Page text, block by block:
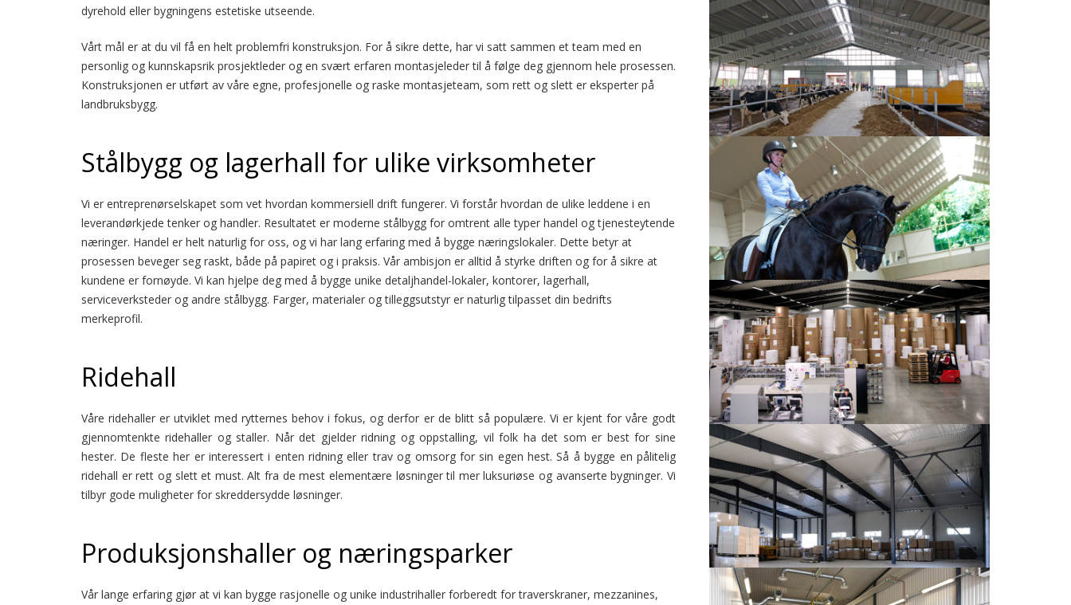
dyrehold eller bygningens estetiske utseende.
Vårt mål er at du vil få en helt problemfri konstruksjon. For å sikre dette, har vi satt sammen et team med en
personlig og kunnskapsrik prosjektleder og en svært erfaren montasjeleder til å følge deg gjennom hele prosessen.
Konstruksjonen er utført av våre egne, profesjonelle og raske montasjeteam, som rett og slett er eksperter på
landbruksbygg.
Stålbygg og lagerhall for ulike virksomheter
Vi er entreprenørselskapet som vet hvordan kommersiell drift fungerer. Vi forstår hvordan de ulike leddene i en
leverandørkjede tenker og handler. Resultatet er moderne stålbygg for omtrent alle typer handel og tjenesteytende
næringer. Handel er helt naturlig for oss, og vi har lang erfaring med å bygge næringslokaler. Dette betyr at
prosessen beveger seg raskt, både på papiret og i praksis. Vår ambisjon er alltid å styrke driften og for å sikre at
kundene er fornøyde. Vi kan hjelpe deg med å bygge unike detaljhandel-lokaler, kontorer, lagerhall,
serviceverksteder og andre stålbygg. Farger, materialer og tilleggsutstyr er naturlig tilpasset din bedrifts
merkeprofil.
Ridehall
Våre ridehaller er utviklet med rytternes behov i fokus, og derfor er de blitt så populære. Vi er kjent for våre godt
gjennomtenkte ridehaller og staller. Når det gjelder ridning og oppstalling, vil folk ha det som er best for sine
hester. De fleste her er interessert i enten ridning eller trav og omsorg for sin egen hest. Så å bygge en pålitelig
ridehall er rett og slett et must. Alt fra de mest elementære løsninger til mer luksuriøse og avanserte bygninger. Vi
tilbyr gode muligheter for skreddersydde løsninger.
Produksjonshaller og næringsparker
Vår lange erfaring gjør at vi kan bygge rasjonelle og unike industrihaller forberedt for traverskraner, mezzanines,